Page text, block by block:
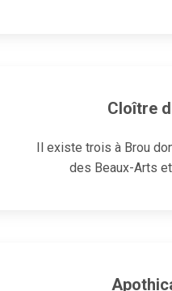
Cloître
Il existe trois à Brou
des Beaux-Arts